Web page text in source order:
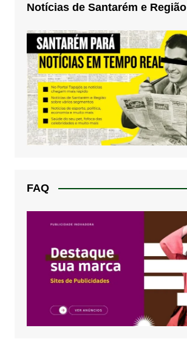
Notícias de Santarém e Região
FAQ